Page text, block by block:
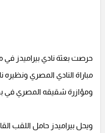
حرصت بعثة نادي بيراميدز في
مباراة النادي المصري
ومؤازرة شقيقه المصري في
ويحل بيراميدز حامل اللقب